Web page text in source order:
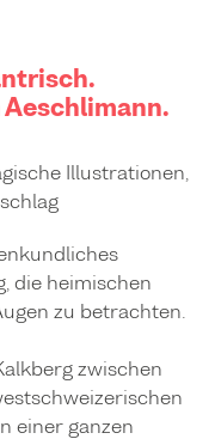
Illustrationen,
die heimischen
zu betrachten.
zwischen
einer ganzen